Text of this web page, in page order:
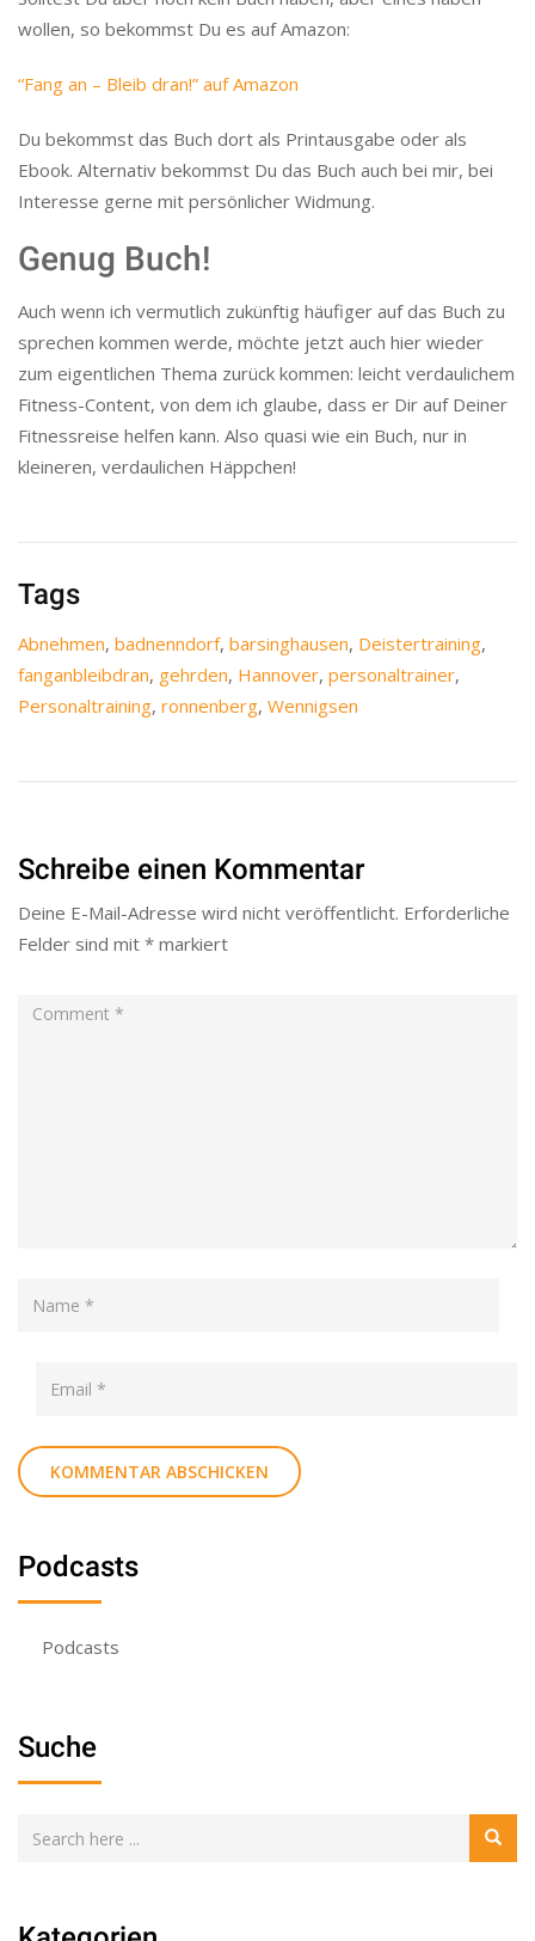
wollen, so bekommst Du es auf Amazon:
“Fang an – Bleib dran!” auf Amazon
Du bekommst das Buch dort als Printausgabe oder als
Ebook. Alternativ bekommst Du das Buch auch bei mir, bei
Interesse gerne mit persönlicher Widmung.
Genug Buch!
Auch wenn ich vermutlich zukünftig häufiger auf das Buch zu
sprechen kommen werde, möchte jetzt auch hier wieder
zum eigentlichen Thema zurück kommen: leicht verdaulichem
Fitness-Content, von dem ich glaube, dass er Dir auf Deiner
Fitnessreise helfen kann. Also quasi wie ein Buch, nur in
kleineren, verdaulichen Häppchen!
Tags
Abnehmen, badnenndorf, barsinghausen, Deistertraining,
fanganbleibdran, gehrden, Hannover, personaltrainer,
Personaltraining, ronnenberg, Wennigsen
Schreibe einen Kommentar
Deine E-Mail-Adresse wird nicht veröffentlicht. Erforderliche
Felder sind mit * markiert
Podcasts
Podcasts
Suche